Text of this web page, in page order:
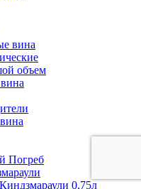
вина
объем
Погреб
Киндзмараули 0,75л